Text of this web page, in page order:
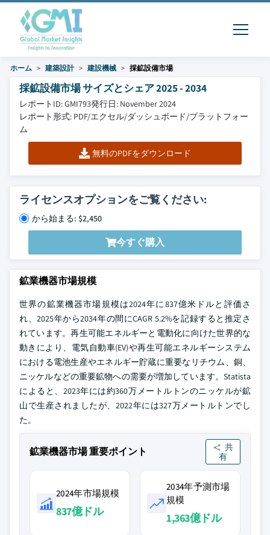
ホーム 建築設計 建設機械 採鉱設備市場
採鉱設備市場 サイズとシェア 2025 - 2034
レポートID: GMI793発行日: November 2024
レポート形式: PDF/エクセル/ダッシュボード/プラットフォー
ム
無料のPDFをダウンロード
ライセンスオプションをご覧ください:
から始まる: $2,450
今すぐ購入
鉱業機器市場規模
世界の鉱業機器市場規模は2024年に837億米ドルと評価さ
れ、2025年から2034年の間にCAGR 5.2%を記録すると推定さ
れています。再生可能エネルギーと電動化に向けた世界的な
動きにより、電気自動車(EV)や再生可能エネルギーシステム
における電池生産やエネルギー貯蔵に重要なリチウム、銅、
ニッケルなどの重要鉱物への需要が増加しています。Statista
によると、2023年には約360万メートルトンのニッケルが鉱
山で生産されましたが、2022年には327万メートルトンでし
た。
鉱業機器市場 重要ポイント
共
有
2024年市場規模
837億ドル
2034年予測市場
規模
1,363億ドル